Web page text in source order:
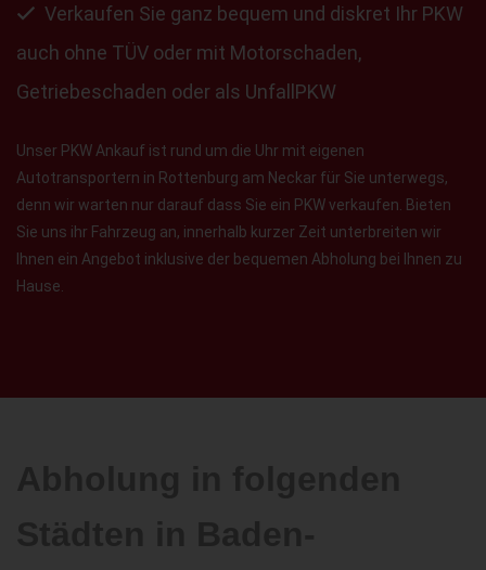
Verkaufen Sie ganz bequem und diskret Ihr PKW
auch ohne TÜV oder mit Motorschaden,
Getriebeschaden oder als UnfallPKW
Unser PKW Ankauf ist rund um die Uhr mit eigenen
Autotransportern in Rottenburg am Neckar für Sie unterwegs,
denn wir warten nur darauf dass Sie ein PKW verkaufen. Bieten
Sie uns ihr Fahrzeug an, innerhalb kurzer Zeit unterbreiten wir
Ihnen ein Angebot inklusive der bequemen Abholung bei Ihnen zu
Hause.